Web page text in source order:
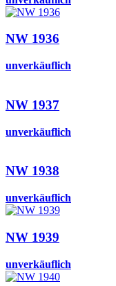
NW 1936
unverkäuflich
NW 1937
unverkäuflich
NW 1938
unverkäuflich
NW 1939
unverkäuflich